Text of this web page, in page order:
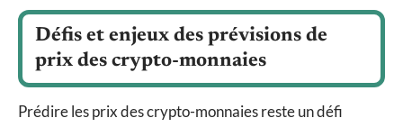
Défis et enjeux des prévisions de
prix des crypto-monnaies
Prédire les prix des crypto-monnaies reste un défi